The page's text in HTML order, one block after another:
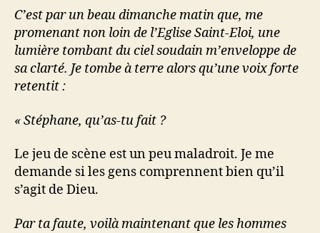
C’est par un beau dimanche matin que, me
promenant non loin de l’Eglise Saint-Eloi, une
lumière tombant du ciel soudain m’enveloppe de
sa clarté. Je tombe à terre alors qu’une voix forte
retentit :
« Stéphane, qu’as-tu fait ?
Le jeu de scène est un peu maladroit. Je me
demande si les gens comprennent bien qu’il
s’agit de Dieu.
Par ta faute, voilà maintenant que les hommes